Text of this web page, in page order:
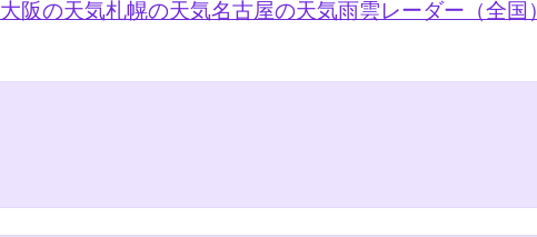
大阪の天気札幌の天気名古屋の天気雨雲レーダー（全国）